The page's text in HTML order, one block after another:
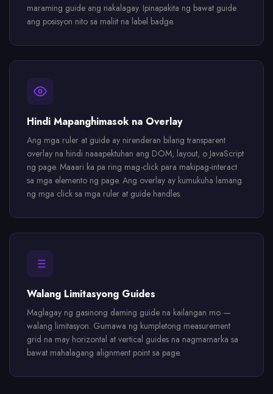
maraming guide ang nakalagay. Ipinapakita ng bawat guide
ang posisyon nito sa maliit na label badge.
Hindi Mapanghimasok na Overlay
Ang mga ruler at guide ay nirenderan bilang transparent
overlay na hindi naaapektuhan ang DOM, layout, o JavaScript
ng page. Maaari ka pa ring mag-click para makipag-interact
sa mga elemento ng page. Ang overlay ay kumukuha lamang
ng mga click sa mga ruler at guide handles.
Walang Limitasyong Guides
Maglagay ng gasinong daming guide na kailangan mo —
walang limitasyon. Gumawa ng kumpletong measurement
grid na may horizontal at vertical guides na nagmamarka sa
bawat mahalagang alignment point sa page.